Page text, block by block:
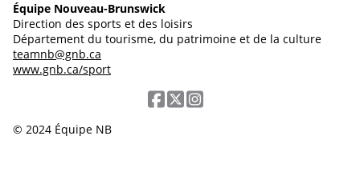
Équipe Nouveau-Brunswick
Direction des sports et des loisirs
Département du tourisme, du patrimoine et de la culture
teamnb@gnb.ca
www.gnb.ca/sport
© 2024 Équipe NB